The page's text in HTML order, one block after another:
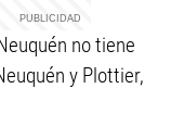
no tiene
y Plottier,